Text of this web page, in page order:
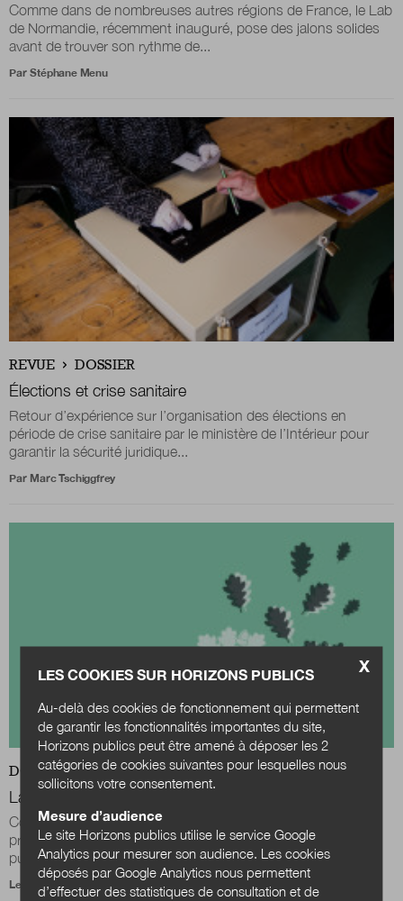
Comme dans de nombreuses autres régions de France, le Lab
de Normandie, récemment inauguré, pose des jalons solides
avant de trouver son rythme de...
Par Stéphane Menu
REVUE DOSSIER
Élections et crise sanitaire
Retour d’expérience sur l’organisation des élections en
période de crise sanitaire par le ministère de l’Intérieur pour
garantir la sécurité juridique...
Par Marc Tschiggfrey
DOSSIER
La relance des préfets
Comment comprendre le retour au premier plan du corps
préfectoral ? Sous le sceau de la baisse de la dépense
publique, les années 2000 avait conduit à...
Le 24 juin 2021
X
LES COOKIES SUR HORIZONS PUBLICS
Au-delà des cookies de fonctionnement qui permettent
de garantir les fonctionnalités importantes du site,
Horizons publics peut être amené à déposer les 2
catégories de cookies suivantes pour lesquelles nous
sollicitons votre consentement.
Mesure d’audience
Le site Horizons publics utilise le service Google
Analytics pour mesurer son audience. Les cookies
déposés par Google Analytics nous permettent
d’effectuer des statistiques de consultation et de